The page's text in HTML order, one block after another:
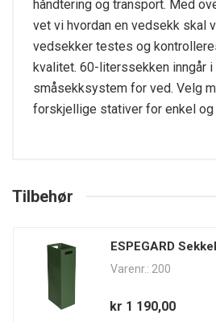
håndtering og transport. Med
vet vi hvordan en vedsekk skal
vedsekker testes og
kvalitet. 60-literssekken inngår i
småsekksystem for ved. Velg
forskjellige stativer for enkel og
Tilbehør
ESPEGARD
Varenr.: 200
kr 1 190,00